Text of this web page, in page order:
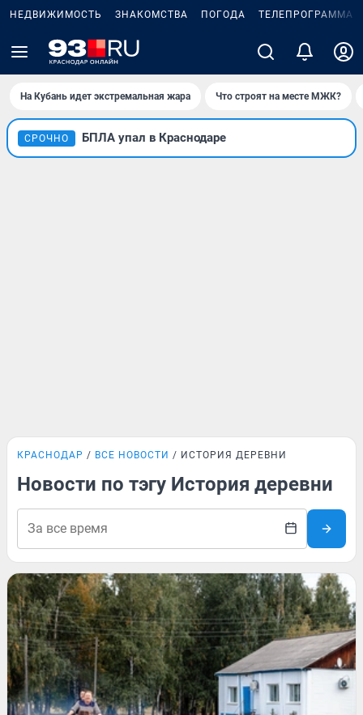
НЕДВИЖИМОСТЬ ЗНАКОМСТВА ПОГОДА ТЕЛЕПРОГРАММА
На Кубань идет экстремальная жара Что строят на месте МЖК?
СРОЧНО БПЛА упал в Краснодаре
КРАСНОДАР ВСЕ НОВОСТИ ИСТОРИЯ ДЕРЕВНИ
Новости по тэгу История деревни